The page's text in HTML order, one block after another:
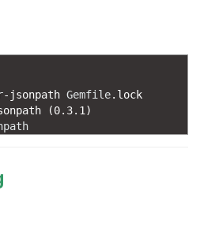
- jsonpath Gemfile. lock
(0.3.1 )